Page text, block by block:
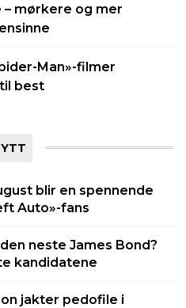
mørkere og mer
Man»-filmer
best
blir en spennende
Auto»-fans
neste James Bond?
kandidatene
jakter pedofile i